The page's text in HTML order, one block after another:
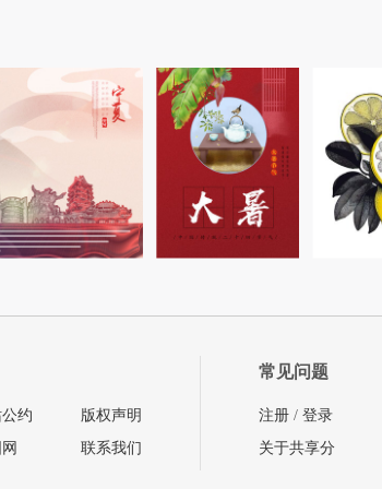
约
版权声明
联系我们
常见问题
注册 / 登录
关于共享分